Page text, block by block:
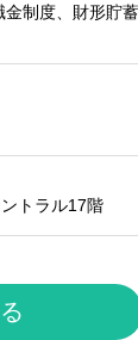
制度、財形貯
トラル17階